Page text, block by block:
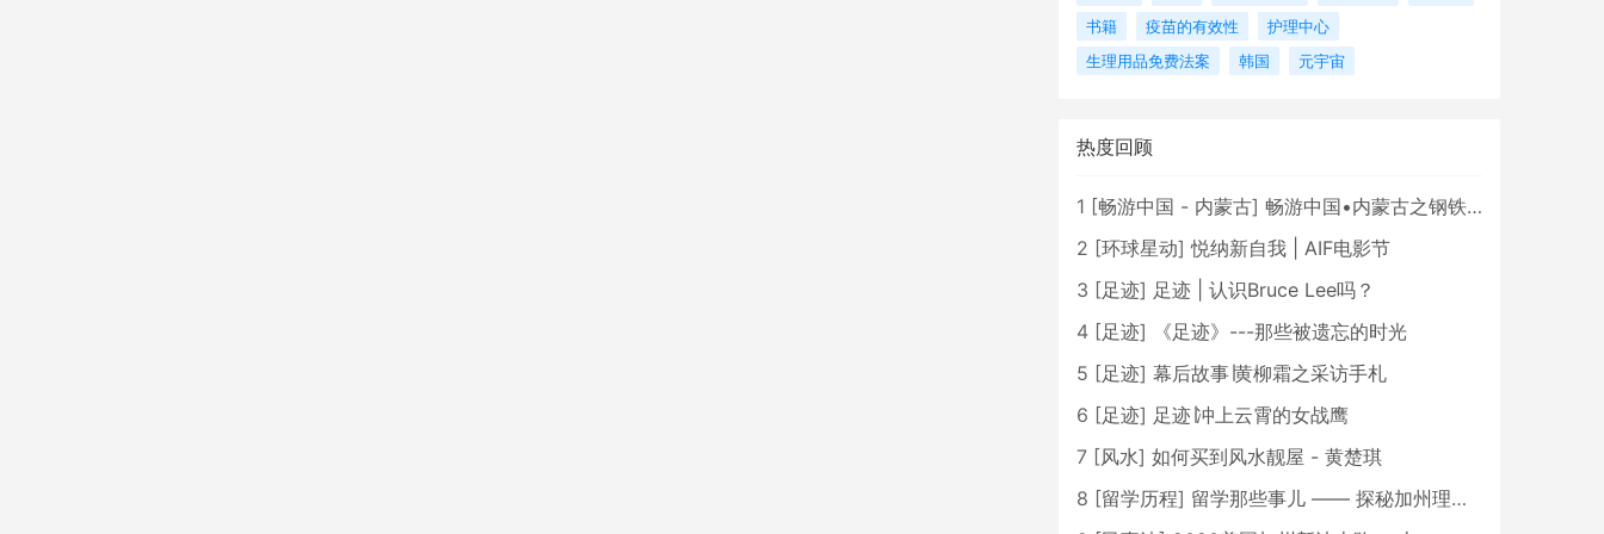
书籍
疫苗的有效性
护理中心
生理用品免费法案
韩国 元宇宙
热度回顾
1 [畅游中国 - 内蒙古] 畅游中国•内蒙古之钢铁骄子，魅力包头
2 [环球星动] 悦纳新自我 | AIF电影节
3 [足迹] 足迹 | 认识Bruce Lee吗？
4 [足迹]
《足迹》---那些被遗忘的时光
5 [足迹] 幕后故事∣黄柳霜之采访手札
6 [足迹] 足迹∣冲上云霄的女战鹰
7 [风水] 如何买到风水靓屋 - 黄楚琪
8 [留学历程] 留学那些事儿 —— 探秘加州理工学院Caltech博士生活 [上集]